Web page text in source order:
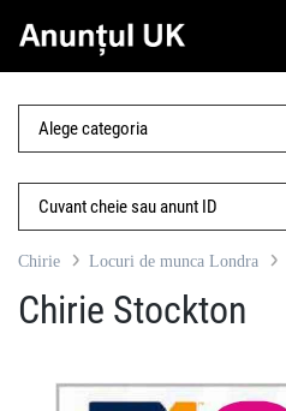
Chirie Locuri de munca Londra
Chirie Stockton